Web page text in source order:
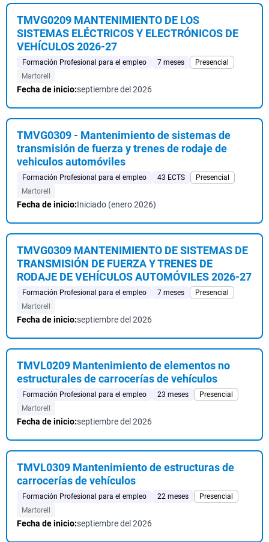
TMVG0209 MANTENIMIENTO DE LOS
SISTEMAS ELÉCTRICOS Y ELECTRÓNICOS DE
VEHÍCULOS 2026-27
Formación Profesional para el empleo 7 meses
Presencial
Martorell
Fecha de inicio:septiembre del 2026
TMVG0309 - Mantenimiento de sistemas de
transmisión de fuerza y trenes de rodaje de
vehiculos automóviles
Formación Profesional para el empleo 43 ECTS
Presencial
Martorell
Fecha de inicio:Iniciado (enero 2026)
TMVG0309 MANTENIMIENTO DE SISTEMAS DE
TRANSMISIÓN DE FUERZA Y TRENES DE
RODAJE DE VEHÍCULOS AUTOMÓVILES 2026-27
Formación Profesional para el empleo 7 meses
Presencial
Martorell
Fecha de inicio:septiembre del 2026
TMVL0209 Mantenimiento de elementos no
estructurales de carrocerías de vehículos
Formación Profesional para el empleo 23 meses
Presencial
Martorell
Fecha de inicio:septiembre del 2026
TMVL0309 Mantenimiento de estructuras de
carrocerías de vehículos
Formación Profesional para el empleo 22 meses
Presencial
Martorell
Fecha de inicio:septiembre del 2026